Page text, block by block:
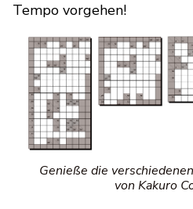
Tempo vorgehen!
Genieße die
von Kakuro